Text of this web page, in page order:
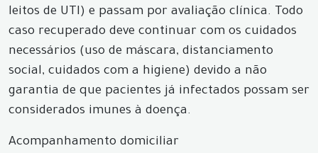
leitos de UTI) e passam por avaliação clínica. Todo
caso recuperado deve continuar com os cuidados
necessários (uso de máscara, distanciamento
social, cuidados com a higiene) devido a não
garantia de que pacientes já infectados possam ser
considerados imunes à doença.
Acompanhamento domiciliar